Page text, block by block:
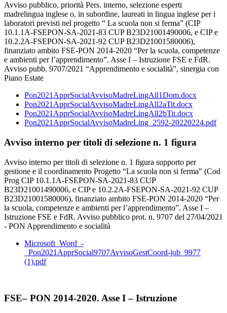
Avviso pubblico, priorità Pers. interno, selezione esperti
madrelingua inglese o, in subordine, laureati in lingua inglese per i
laboratori previsti nel progetto “ La scuola non si ferma” (CIP
10.1.1A-FSEPON-SA-2021-83 CUP B23D21001490006, e CIP e
10.2.2A-FSEPON-SA-2021-92 CUP B23D21001580006),
finanziato ambito FSE-PON 2014-2020 “Per la scuola, competenze
e ambienti per l’apprendimento”. Asse I – Istruzione FSE e FdR.
Avviso pubb. 9707/2021 “Apprendimento e socialità”, sinergia con
Piano Estate
Pon2021ApprSocialAvvisoMadreLingAll1Dom.docx
Pon2021ApprSocialAvvisoMadreLingAll2aTit.docx
Pon2021ApprSocialAvvisoMadreLingAll2bTit.docx
Pon2021ApprSocialAvvisoMadreLing_2592-20220224.pdf
Avviso interno per titoli di selezione n. 1 figura
Avviso interno per titoli di selezione n. 1 figura supporto per
gestione e il coordinamento Progetto “La scuola non si ferma” (Cod
Prog CIP 10.1.1A-FSEPON-SA-2021-83 CUP
B23D21001490006, e CIP e 10.2.2A-FSEPON-SA-2021-92 CUP
B23D21001580006), finanziato ambito FSE-PON 2014-2020 “Per
la scuola, competenze e ambienti per l’apprendimento”. Asse I –
Istruzione FSE e FdR. Avviso pubblico prot. n. 9707 del 27/04/2021
- PON Apprendimento e socialità
Microsoft_Word_-
_Pon2021ApprSocial9707AvvisoGestCoord-job_9977
(1).pdf
FSE– PON 2014-2020. Asse I – Istruzione